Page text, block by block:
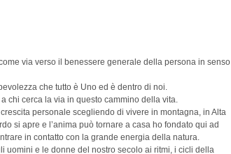
via verso il benessere generale della persona in senso
che tutto è Uno ed è dentro di noi.
chi cerca la via in questo cammino della vita.
personale scegliendo di vivere in montagna, in Alta
si apre e l’anima può tornare a casa ho fondato qui ad
in contatto con la grande energia della natura.
uomini e le donne del nostro secolo ai ritmi, i cicli della